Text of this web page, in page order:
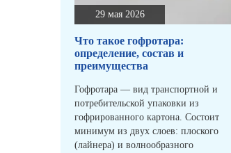
29 мая 2026
Что такое гофротара:
определение, состав и
преимущества
Гофротара — вид транспортной и
потребительской упаковки из
гофрированного картона. Состоит
минимум из двух слоев: плоского
(лайнера) и волнообразного